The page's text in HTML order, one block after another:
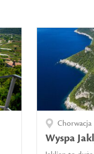
Chorwacja
Wyspa